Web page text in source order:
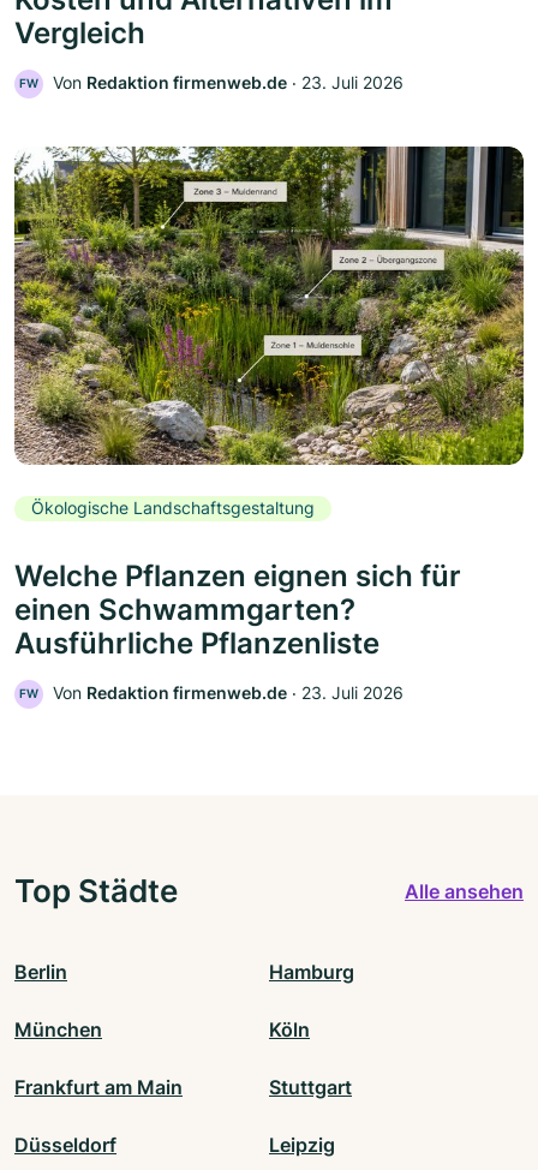
Vergleich
FW Von Redaktion firmenweb.de ‧ 23. Juli 2026
Ökologische Landschaftsgestaltung
Welche Pflanzen eignen sich für
einen Schwammgarten?
Ausführliche Pflanzenliste
FW Von Redaktion firmenweb.de ‧ 23. Juli 2026
Top Städte Alle ansehen
Berlin Hamburg
München Köln
Frankfurt am Main Stuttgart
Düsseldorf Leipzig